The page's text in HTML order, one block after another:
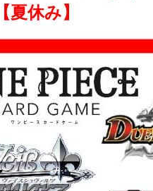
休み】